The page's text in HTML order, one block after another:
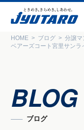
HOME ブログ 分譲マ
ベアーズコート宮里サンラ
BLOG
ブログ